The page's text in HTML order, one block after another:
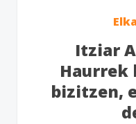
Itziar
Haurrek
bizitzen,